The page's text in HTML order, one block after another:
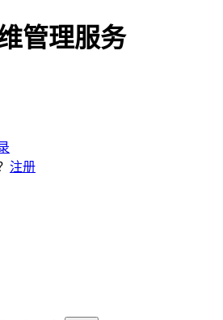
管理服务
注册